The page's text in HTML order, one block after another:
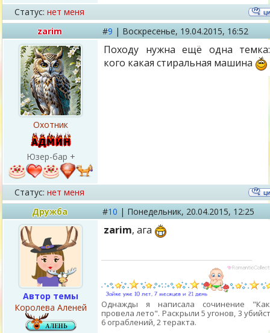
Статус: нет меня
zarim
#9 | Воскресенье, 19.04.2015, 16:52
Охотник
Юзер-бар +
Походу нужна ещё одна
кого какая стиральная машина
Статус: нет меня
Дружба
#10 | Понедельник, 20.04.2015, 12:25
Автор темы
Королева Аленей
zarim, ага
Однажды я написала сочинение
провела лето". Раскрыли 5 угонов, 3
6 ограблений, 2 теракта.